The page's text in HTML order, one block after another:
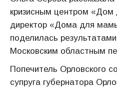
кризисным центром
директор «Дома для
поделилась
Московским областным
Попечитель Орловского
супруга губернатора